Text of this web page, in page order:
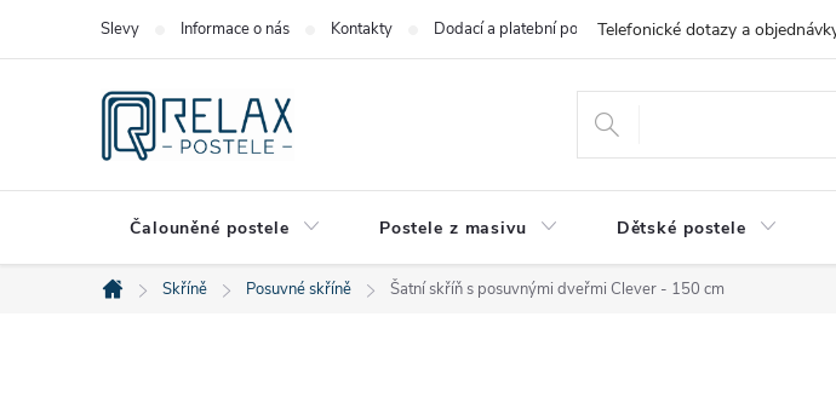
515
Slevy Informace o nás Kontakty Dodací a platební podmínky Obchodní podmínky
Čalouněné postele Postele z masivu Dětské postele
Domů
Skříně Posuvné skříně Šatní skříň s posuvnými dveřmi Clever - 150 cm